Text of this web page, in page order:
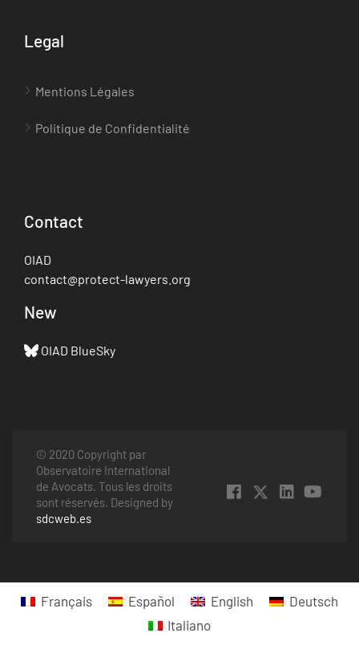
Legal
Mentions Légales
Politique de Confidentialité
Contact
OIAD
contact@protect-lawyers.org
New
OIAD BlueSky
© 2020 Copyright par
Observatoire International
de Avocats. Tous les droits
sont réservés. Designed by
sdcweb.es
Français Español English
Deutsch
Italiano